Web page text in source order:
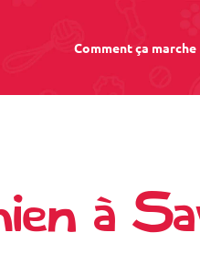
Comment ça marche
à